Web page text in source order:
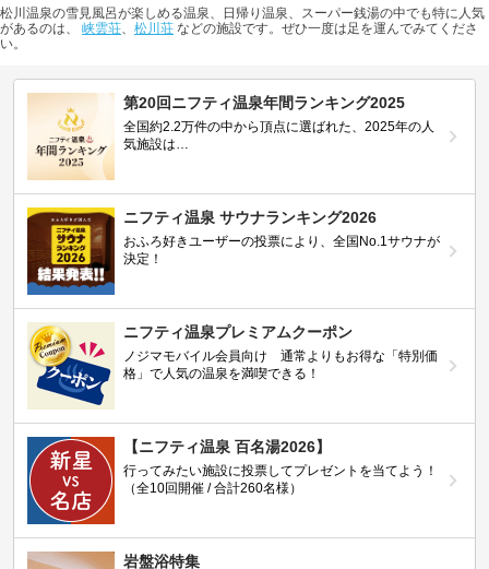
松川温泉の雪見風呂が楽しめる温泉、日帰り温泉、スーパー銭湯の中でも特に人気
があるのは、 峡雲荘、 松川荘 などの施設です。ぜひ一度は足を運んでみてくださ
い。
第20回ニフティ温泉年間ランキング2025
全国約2.2万件の中から頂点に選ばれた、2025年の人
気施設は…
ニフティ温泉 サウナランキング2026
おふろ好きユーザーの投票により、全国No.1サウナが
決定！
ニフティ温泉プレミアムクーポン
ノジマモバイル会員向け 通常よりもお得な「特別価
格」で人気の温泉を満喫できる！
【ニフティ温泉 百名湯2026】
行ってみたい施設に投票してプレゼントを当てよう！
（全10回開催 / 合計260名様）
岩盤浴特集